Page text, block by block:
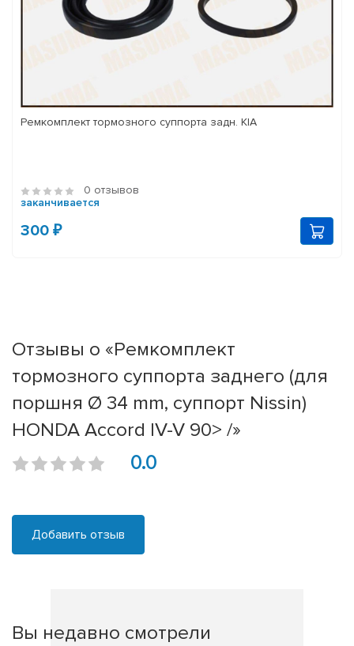
Ремкомплект тормозного суппорта задн. KIA
0 отзывов
заканчивается
300 ₽
Отзывы о «Ремкомплект
тормозного суппорта заднего (для
поршня Ø 34 mm, суппорт Nissin)
HONDA Accord IV-V 90> /»
0.0
Добавить отзыв
Вы недавно смотрели